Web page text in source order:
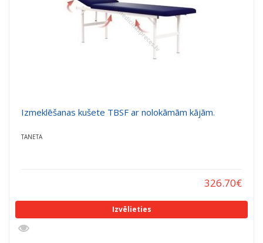
Izmeklēšanas kušete TBSF ar nolokāmām kājām.
TANETA
326.70€
Izvēlieties